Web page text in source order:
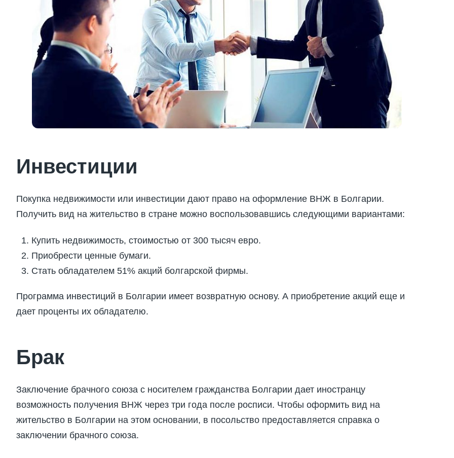
Инвестиции
Покупка недвижимости или инвестиции дают право на оформление ВНЖ в Болгарии.
Получить вид на жительство в стране можно воспользовавшись следующими вариантами:
Купить недвижимость, стоимостью от 300 тысяч евро.
Приобрести ценные бумаги.
Стать обладателем 51% акций болгарской фирмы.
Программа инвестиций в Болгарии имеет возвратную основу. А приобретение акций еще и
дает проценты их обладателю.
Брак
Заключение брачного союза с носителем гражданства Болгарии дает иностранцу
возможность получения ВНЖ через три года после росписи. Чтобы оформить вид на
жительство в Болгарии на этом основании, в посольство предоставляется справка о
заключении брачного союза.